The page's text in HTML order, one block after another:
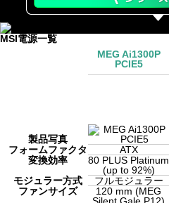
MSI電源一覧
MEG Ai1300P
PCIE5
製品写真
フォームファクタ
ATX
変換効率
80 PLUS Platinum
(up to 92%)
モジュラー方式
フルモジュラー
ファンサイズ
120 mm (MEG